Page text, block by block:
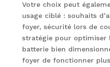
Votre choix peut
usage ciblé : souhaits
foyer, sécurité lors de
stratégie pour optimiser
batterie bien
foyer de fonctionner